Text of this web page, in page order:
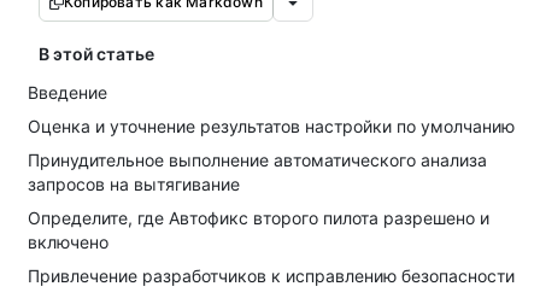
В этой статье
Введение
Оценка и уточнение результатов настройки по умолчанию
Принудительное выполнение автоматического анализа
запросов на вытягивание
Определите, где Автофикс второго пилота разрешено и
включено
Привлечение разработчиков к исправлению безопасности